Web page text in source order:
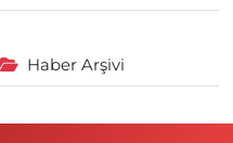
Haber Arşivi